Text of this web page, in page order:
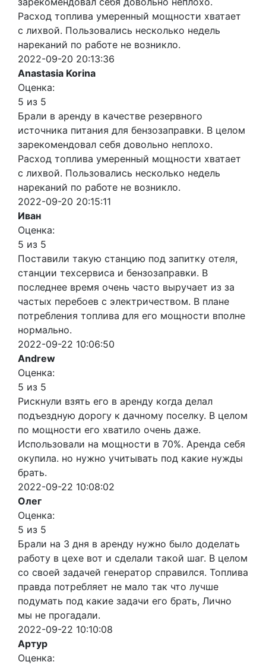
Расход топлива умеренный мощности хватает
с лихвой. Пользовались несколько недель
нареканий по работе не возникло.
2022-09-20 20:13:36
Anastasia Korina
Оценка:
5 из 5
Брали в аренду в качестве резервного
источника питания для бензозаправки. В целом
зарекомендовал себя довольно неплохо.
Расход топлива умеренный мощности хватает
с лихвой. Пользовались несколько недель
нареканий по работе не возникло.
2022-09-20 20:15:11
Иван
Оценка:
5 из 5
Поставили такую станцию под запитку отеля,
станции техсервиса и бензозаправки. В
последнее время очень часто выручает из за
частых перебоев с электричеством. В плане
потребления топлива для его мощности вполне
нормально.
2022-09-22 10:06:50
Andrew
Оценка:
5 из 5
Рискнули взять его в аренду когда делал
подъездную дорогу к дачному поселку. В целом
по мощности его хватило очень даже.
Использовали на мощности в 70%. Аренда себя
окупила. но нужно учитывать под какие нужды
брать.
2022-09-22 10:08:02
Олег
Оценка:
5 из 5
Брали на 3 дня в аренду нужно было доделать
работу в цехе вот и сделали такой шаг. В целом
со своей задачей генератор справился. Топлива
правда потребляет не мало так что лучше
подумать под какие задачи его брать, Лично
мы не прогадали.
2022-09-22 10:10:08
Артур
Оценка: